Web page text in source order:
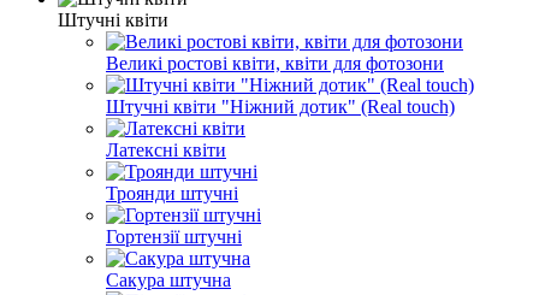
Штучні квіти
Великі ростові квіти, квіти для фотозони
Штучні квіти "Ніжний дотик" (Real touch)
Латексні квіти
Троянди штучні
Гортензії штучні
Сакура штучна